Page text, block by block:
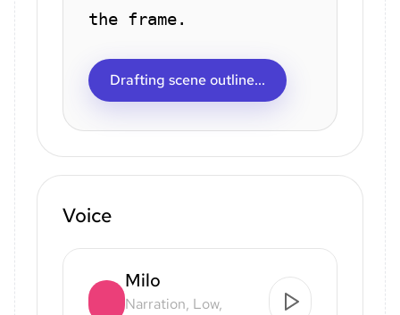
the frame.
Drafting scene outline...
Voice
Milo
Narration, Low,